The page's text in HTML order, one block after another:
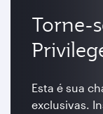
Torne-
Esta é sua
exclusivas.